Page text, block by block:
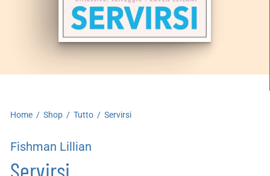
Home / Shop / Tutto / Servirsi
Fishman Lillian
Servirsi